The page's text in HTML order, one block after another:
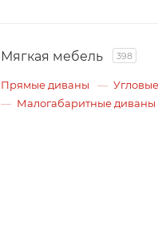
Мягкая мебель 398
Прямые диваны
Малогабаритные диваны